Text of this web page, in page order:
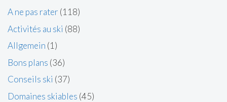
A ne pas rater (118)
Activités au ski (88)
Allgemein (1)
Bons plans (36)
Conseils ski (37)
Domaines skiables (45)